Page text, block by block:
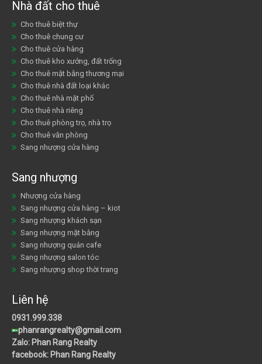
Nhà đất cho thuê
Cho thuê biệt thự
Cho thuê chung cư
Cho thuê cửa hàng
Cho thuê kho xưởng, đất trống
Cho thuê mặt bằng thương mại
Cho thuê nhà đất loại khác
Cho thuê nhà mặt phố
Cho thuê nhà riêng
Cho thuê phòng trọ, nhà trọ
Cho thuê văn phòng
Sang nhượng cửa hàng
Sang nhượng
Nhượng cửa hàng
Sang nhượng cửa hàng – kiot
Sang nhượng khách sạn
Sang nhượng mặt bằng
Sang nhượng quán cafe
Sang nhượng salon tóc
Sang nhượng shop thời trang
Liên hệ
0931.999.338
phanrangrealty@gmail.com
Zalo: Phan Rang Realty
facebook: Phan Rang Realty